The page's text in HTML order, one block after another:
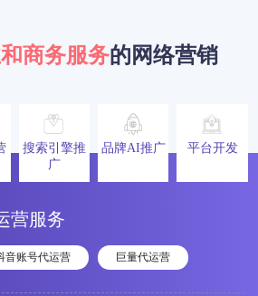
商务服务的网络营销
搜索引擎推
广
品牌AI推广 平台开发
营服务
音账号代运营 巨量代运营